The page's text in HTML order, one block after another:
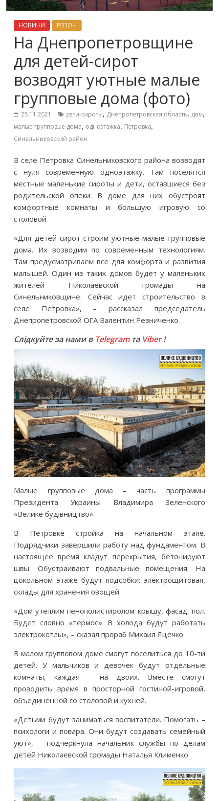
НОВИНИ РЕГІОН
На Днепропетровщине
для детей-сирот
возводят уютные малые
групповые дома (фото)
25.11.2021 дети-сироты, Днепропетровская область, дом,
малые групповые дома, одноэтажка, Петровка,
Синельниковский район
В селе Петровка Синельниковского района возводят
с нуля современную одноэтажку. Там поселятся
местные маленькие сироты и дети, оставшиеся без
родительской опеки. В доме для них обустроят
комфортные комнаты и большую игровую со
столовой.
«Для детей-сирот строим уютные малые групповые
дома. Их возводим по современным технологиям.
Там предусматриваем все для комфорта и развития
малышей. Один из таких домов будет у маленьких
жителей Николаевской громады на
Синельниковщине. Сейчас идет строительство в
селе Петровка», – рассказал председатель
Днепропетровской ОГА Валентин Резниченко.
Слідкуйте за нами в Telegramта Viber!
Малые групповые дома – часть программы
Президента Украины Владимира Зеленского
«Велике будівництво».
В Петровке стройка на начальном этапе.
Подрядчики завершили работу над фундаментом. В
настоящее время кладут перекрытия, бетонируют
швы. Обустраивают подвальные помещения. На
цокольном этаже будут подсобки: электрощитовая,
склады для хранения овощей.
«Дом утеплим пенополистиролом: крышу, фасад, пол.
Будет словно «термос». В холода будут работать
электрокотлы», – сказал прораб Михаил Яцечко.
В малом групповом доме смогут поселиться до 10-ти
детей. У мальчиков и девочек будут отдельные
комнаты, каждая – на двоих. Вместе смогут
проводить время в просторной гостиной-игровой,
объединенной со столовой и кухней.
«Детьми будут заниматься воспитатели. Помогать –
психологи и повара. Они будут создавать семейный
уют», – подчеркнула начальник службы по делам
детей Николаевской громады Наталья Клименко.